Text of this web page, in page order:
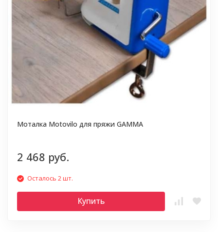
Моталка Motovilo для пряжи GAMMA
2 468 руб.
Осталось 2 шт.
Купить